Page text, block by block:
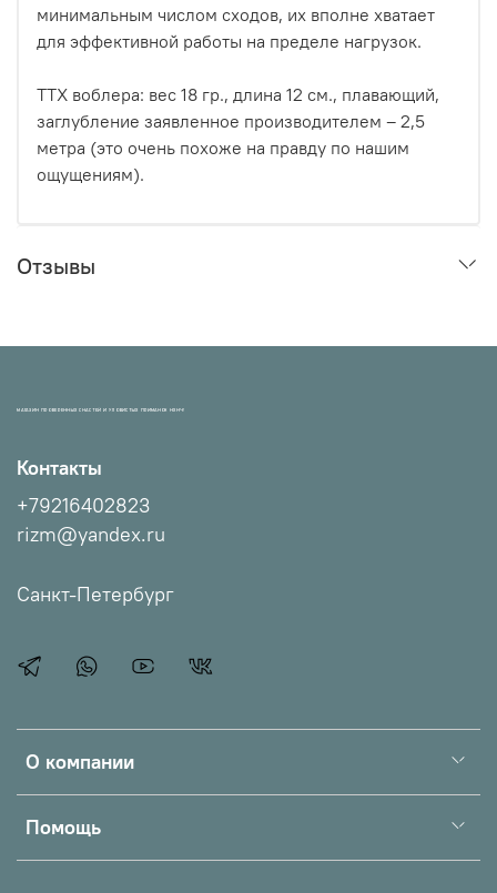
минимальным числом сходов, их вполне хватает
для эффективной работы на пределе нагрузок.
ТТХ воблера: вес 18 гр., длина 12 см., плавающий,
заглубление заявленное производителем – 2,5
метра (это очень похоже на правду по нашим
ощущениям).
Отзывы
МАГАЗИН ПРОВЕРЕННЫХ СНАСТЕЙ И УЛОВИСТЫХ ПРИМАНОК НХНЧ!
О компании
Помощь
Контакты
+79216402823
rizm@yandex.ru
Санкт-Петербург